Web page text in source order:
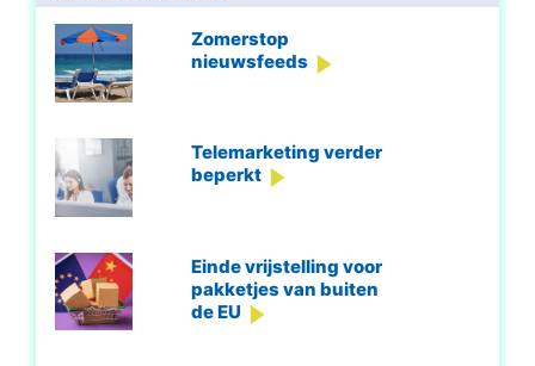
Zomerstop
nieuwsfeeds
Telemarketing verder
beperkt
Einde vrijstelling voor
pakketjes van buiten
de EU